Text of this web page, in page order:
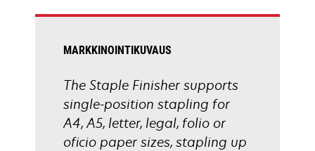
MARKKINOINTIKUVAUS
The Staple Finisher supports
single-position stapling for
A4, A5, letter, legal, folio or
oficio paper sizes, stapling up